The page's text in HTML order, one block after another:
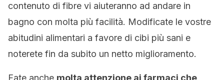
contenuto di fibre vi aiuteranno ad andare in
bagno con molta più facilità. Modificate le vostre
abitudini alimentari a favore di cibi più sani e
noterete fin da subito un netto miglioramento.
Fate anche molta attenzione ai farmaci che